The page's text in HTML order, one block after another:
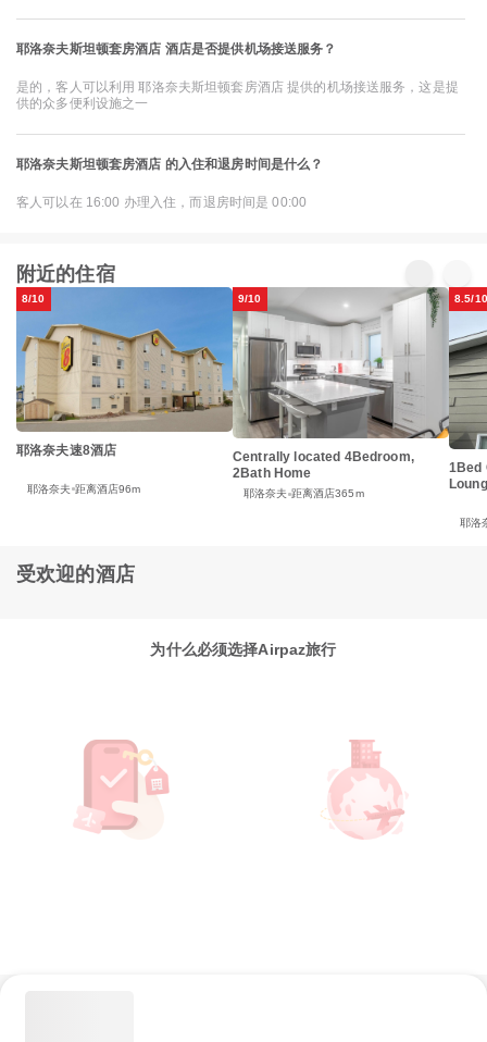
耶洛奈夫斯坦顿套房酒店 酒店是否提供机场接送服务？
是的，客人可以利用 耶洛奈夫斯坦顿套房酒店 提供的机场接送服务，这是提
供的众多便利设施之一
耶洛奈夫斯坦顿套房酒店 的入住和退房时间是什么？
客人可以在 16:00 办理入住，而退房时间是 00:00
附近的住宿
8/10
耶洛奈夫速8酒店
耶洛奈夫 距离酒店96m
9/10
Centrally located 4Bedroom,
2Bath Home
耶洛奈夫 距离酒店365m
8.5/10
1Bed
耶洛
受欢迎的酒店
为什么必须选择Airpaz旅行